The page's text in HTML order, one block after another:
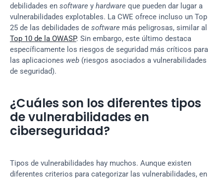
debilidades en software y hardware que pueden dar lugar a
vulnerabilidades explotables. La CWE ofrece incluso un Top
25 de las debilidades de software
Top 10 de la OWASP. Sin embargo, este último destaca
específicamente los riesgos de seguridad más críticos para
las aplicaciones web (riesgos asociados a vulnerabilidades
de seguridad).
¿Cuáles son los diferentes tipos
de vulnerabilidades en
ciberseguridad?
Tipos de vulnerabilidades hay muchos. Aunque existen
diferentes criterios para categorizar las vulnerabilidades, en